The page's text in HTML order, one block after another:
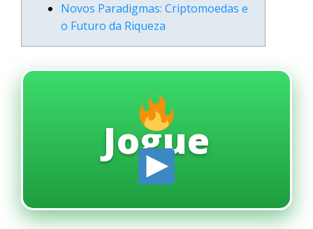
Novos Paradigmas: Criptomoedas e
o Futuro da Riqueza
Jogue